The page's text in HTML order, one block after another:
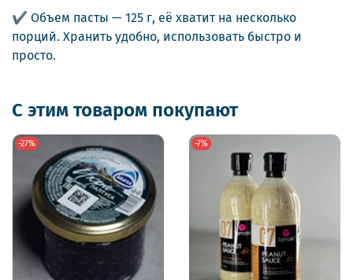
✔️ Объем пасты — 125 г, её хватит на несколько
порций. Хранить удобно, использовать быстро и
просто.
С этим товаром покупают
-27% -7%